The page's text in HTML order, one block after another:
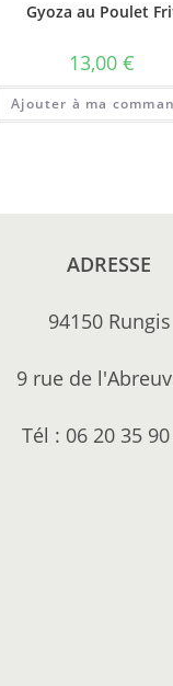
Gyoza au Poulet
13,00€
Ajouter à ma
ADRESSE
94150 Rungis
9 rue de
Tél : 06 20 35